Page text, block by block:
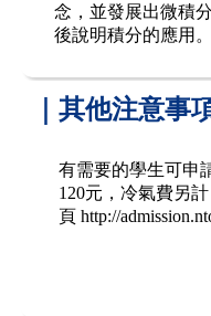
念，並發展出微積
後說明積分的應用。
｜其他注意事
有需要的學生可申
120元，冷氣費另
頁 http://